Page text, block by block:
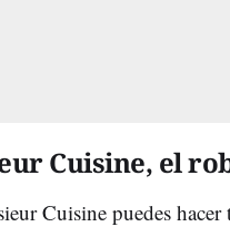
Cuisine, el
Cuisine puedes